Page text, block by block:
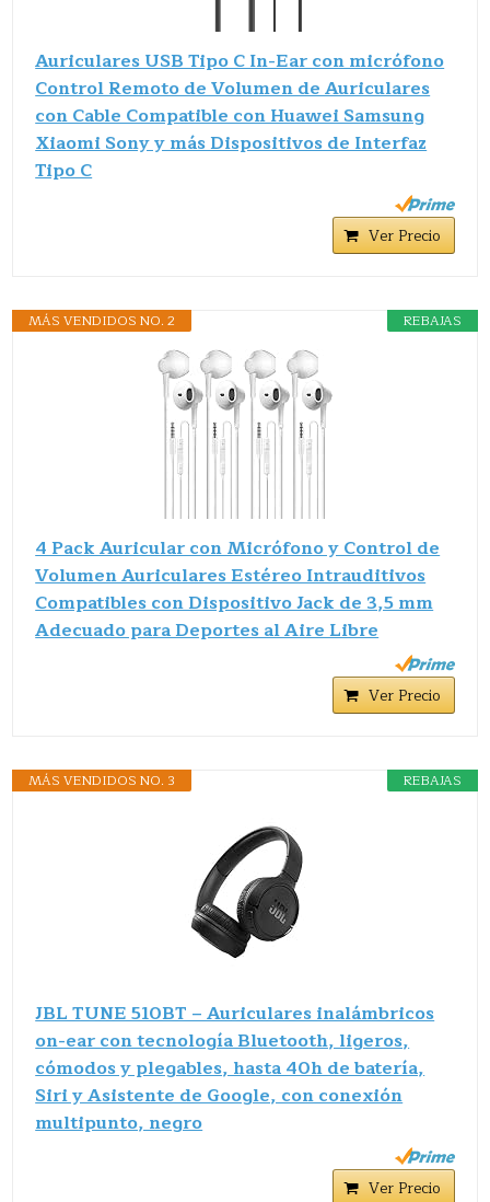
Auriculares USB Tipo C In-Ear con micrófono
Control Remoto de Volumen de Auriculares
con Cable Compatible con Huawei Samsung
Xiaomi Sony y más Dispositivos de Interfaz
Tipo C
Ver Precio
REBAJAS
MÁS VENDIDOS NO. 2
4 Pack Auricular con Micrófono y Control de
Volumen Auriculares Estéreo Intrauditivos
Compatibles con Dispositivo Jack de 3,5 mm
Adecuado para Deportes al Aire Libre
Ver Precio
REBAJAS
MÁS VENDIDOS NO. 3
JBL TUNE 510BT – Auriculares inalámbricos
on-ear con tecnología Bluetooth, ligeros,
cómodos y plegables, hasta 40h de batería,
Siri y Asistente de Google, con conexión
multipunto, negro
Ver Precio